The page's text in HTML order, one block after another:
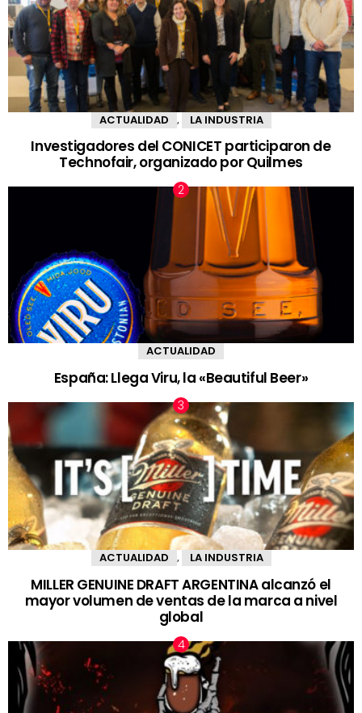
ACTUALIDAD LA INDUSTRIA
Investigadores del CONICET participaron de
Technofair, organizado por Quilmes
ACTUALIDAD
España: Llega Viru, la «Beautiful Beer»
ACTUALIDAD , LA INDUSTRIA
MILLER GENUINE DRAFT ARGENTINA alcanzó el
mayor volumen de ventas de la marca a nivel
global